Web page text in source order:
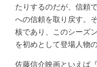
たりするのだが、信頼
への信頼を取り戻す。
核であり、このシーズ
を初めとして登場人物
佐藤信介映画といえば